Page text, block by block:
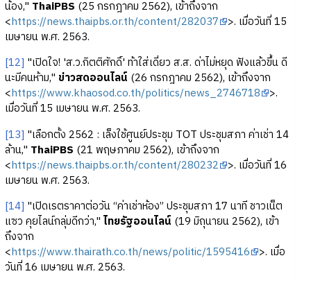
น้อง," ThaiPBS (25 กรกฎาคม 2562), เข้าถึงจาก
<https://news.thaipbs.or.th/content/282037 >. เมื่อวันที่ 15
เมษายน พ.ศ. 2563.
[12] "เปิดใจ! 'ส.ว.กิตติศักดิ์' ท้าใส่เดี่ยว ส.ส. ด่าไม่หยุด ฟังแล้วขึ้น ดี
นะมีคนห้าม," ข่าวสดออนไลน์ (26 กรกฎาคม 2562), เข้าถึงจาก
<https://www.khaosod.co.th/politics/news_2746718 >.
เมื่อวันที่ 15 เมษายน พ.ศ. 2563.
[13] "เลือกตั้ง 2562 : เล็งใช้ศูนย์ประชุม TOT ประชุมสภา ค่าเช่า 14
ล้าน," ThaiPBS (21 พฤษภาคม 2562), เข้าถึงจาก
<https://news.thaipbs.or.th/content/280232 >. เมื่อวันที่ 16
เมษายน พ.ศ. 2563.
[14] "เปิดเรตราคาต่อวัน “ค่าเช่าห้อง” ประชุมสภา 17 นาที ชาวเน็ต
แซว คุยไลน์กลุ่มดีกว่า," ไทยรัฐออนไลน์ (19 มิถุนายน 2562), เข้า
ถึงจาก
<https://www.thairath.co.th/news/politic/1595416 >. เมื่อ
วันที่ 16 เมษายน พ.ศ. 2563.